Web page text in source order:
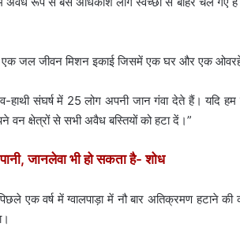
एक जल जीवन मिशन इकाई जिसमें एक घर और एक
हाथी संघर्ष में 25 लोग अपनी जान गंवा देते हैं। यदि
वन क्षेत्रों से सभी अवैध बस्तियों को हटा दें।”
जानलेवा भी हो सकता है- शोध
एक वर्ष में ग्वालपाड़ा में नौ बार अतिक्रमण हटाने